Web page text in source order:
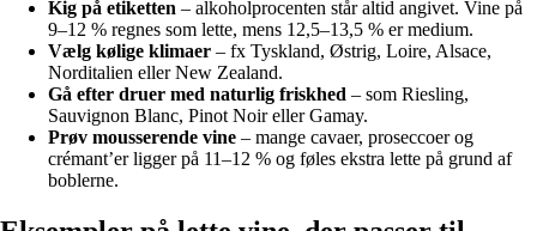
Kig på etiketten – alkoholprocenten står altid angivet. Vine på
9–12 % regnes som lette, mens 12,5–13,5 % er medium.
Vælg kølige klimaer – fx Tyskland, Østrig, Loire, Alsace,
Norditalien eller New Zealand.
Gå efter druer med naturlig friskhed – som Riesling,
Sauvignon Blanc, Pinot Noir eller Gamay.
Prøv mousserende vine – mange cavaer, proseccoer og
crémant’er ligger på 11–12 % og føles ekstra lette på grund af
boblerne.